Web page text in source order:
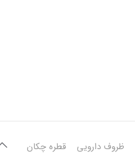
ظروف دارویی قطره چکان